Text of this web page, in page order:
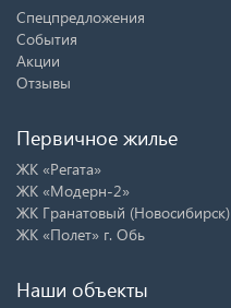
Спецпредложения
События
Акции
Отзывы
Первичное жилье
ЖК «Регата»
ЖК «Модерн-2»
ЖК Гранатовый (Новосибирск)
ЖК «Полет» г. Обь
Наши объекты